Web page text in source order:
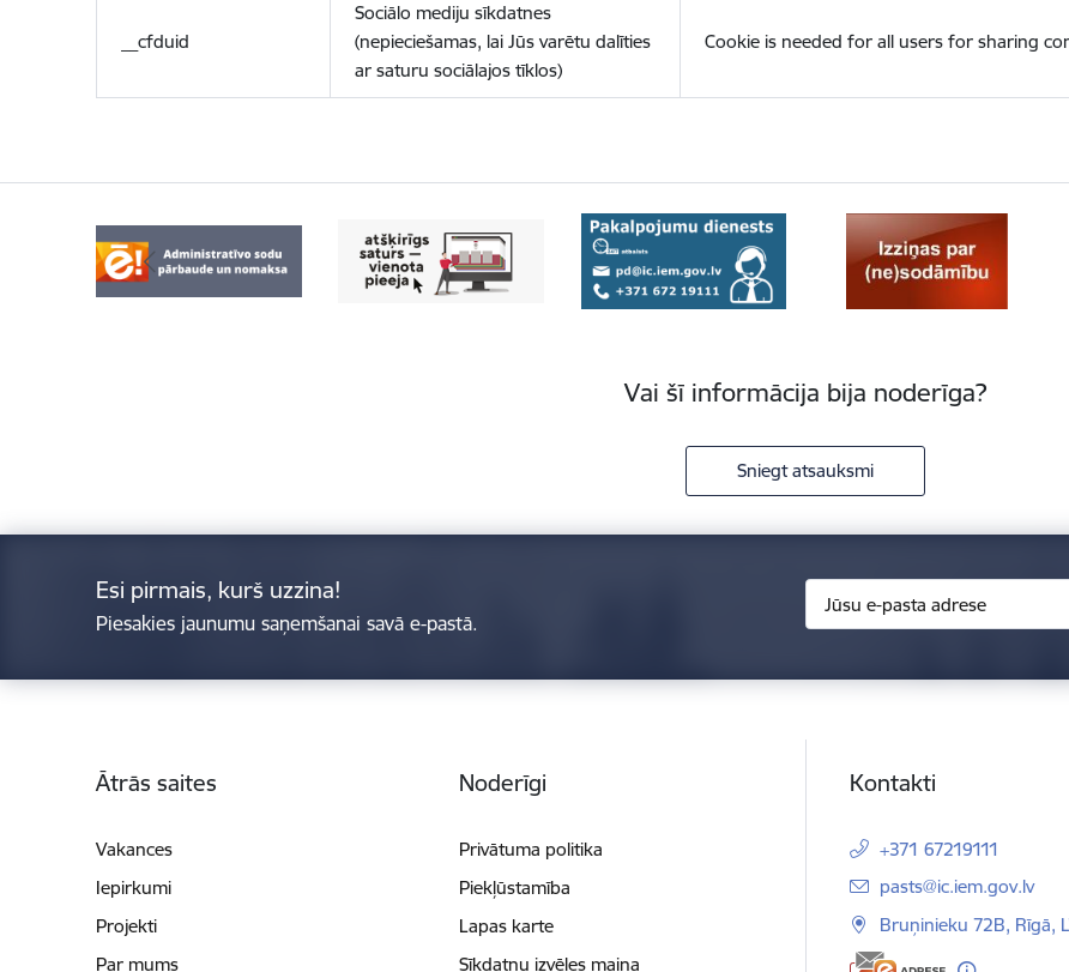
__cfduid
Sociālo mediju sīkdatnes
(nepieciešamas, lai Jūs varētu dalīties
ar saturu sociālajos tīklos)
Cookie is needed for all users for sharing
Vai šī informācija bija noderīga?
Sniegt atsauksmi
Esi pirmais, kurš uzzina!
Piesakies jaunumu saņemšanai savā e-pastā.
Ātrās saites
Vakances
Iepirkumi
Projekti
Par mums
Noderīgi
Privātuma politika
Piekļūstamība
Lapas karte
Sīkdatņu izvēles maiņa
Kontakti
+371 67219111
E-pasts:
pasts@ic.iem.gov.lv
Bruņinieku 72B, Rīgā,